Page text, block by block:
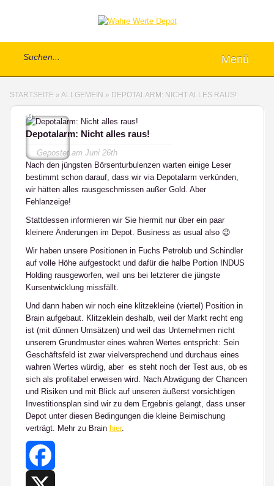
Menü
STARTSEITE » ALLGEMEIN » DEPOTALARM: NICHT ALLES RAUS!
9
Depotalarm: Nicht alles raus!
Gepostet am Juni 26th
Nach den jüngsten Börsenturbulenzen warten einige Leser
bestimmt schon darauf, dass wir via Depotalarm verkünden,
wir hätten alles rausgeschmissen außer Gold. Aber
Fehlanzeige!
Stattdessen informieren wir Sie hiermit nur über ein paar
kleinere Änderungen im Depot. Business as usual also 😉
Wir haben unsere Positionen in Fuchs Petrolub und Schindler
auf volle Höhe aufgestockt und dafür die halbe Portion INDUS
Holding rausgeworfen, weil uns bei letzterer die jüngste
Kursentwicklung missfällt.
Und dann haben wir noch eine klitzekleine (viertel) Position in
Brain aufgebaut. Klitzeklein deshalb, weil der Markt recht eng
ist (mit dünnen Umsätzen) und weil das Unternehmen nicht
unserem Grundmuster eines wahren Wertes entspricht: Sein
Geschäftsfeld ist zwar vielversprechend und durchaus eines
wahren Wertes würdig, aber es steht noch der Test aus, ob es
sich als profitabel erweisen wird. Nach Abwägung der Chancen
und Risiken und mit Blick auf unseren äußerst vorsichtigen
Investitionsplan sind wir zu dem Ergebnis gelangt, dass unser
Depot unter diesen Bedingungen die kleine Beimischung
verträgt. Mehr zu Brain hier.